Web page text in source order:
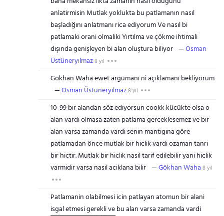
anlatirmisin Mutlak yoklukta bu patlamanın nasıl
başladığını anlatmanı rica ediyorum Ve nasıl bi
patlamaki orani olmaliki Yırtılma ve çökme ihtimali
dışında genişleyen bi alan oluştura biliyor
Osman
Üstüneryılmaz8 yıl
Gökhan Waha ewet argümanı ni açıklamanı bekliyorum
Osman Üstüneryılmaz8 yıl
10-99 bir alandan söz ediyorsun cookk kücükte olsa o
alan vardi olmasa zaten patlama gerceklesemez ve bir
alan varsa zamanda vardi senin mantigina göre
patlamadan önce mutlak bir hiclik vardi ozaman tanri
bir hictir. Mutlak bir hiclik nasil tarif edilebilir yani hiclik
varmidir varsa nasil aciklana bilir
Gökhan Waha 8 yıl
Patlamanin olabilmesi icin patlayan atomun bir alani
isgal etmesi gerekli ve bu alan varsa zamanda vardi